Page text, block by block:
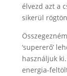
élvezd azt a
sikerül
‘supererő’
használjuk
energia-